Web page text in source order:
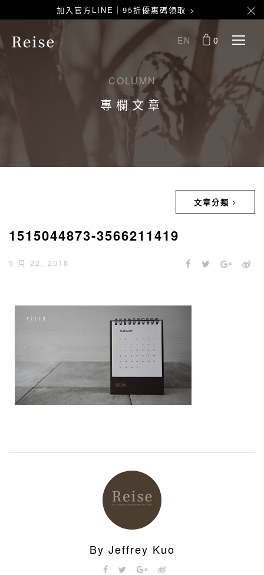
加入官方LINE｜95折優惠碼領取 >
EN 0
COLUMN
專欄文章
文章分類
1515044873-3566211419
5 月 22, 2018
By Jeffrey Kuo